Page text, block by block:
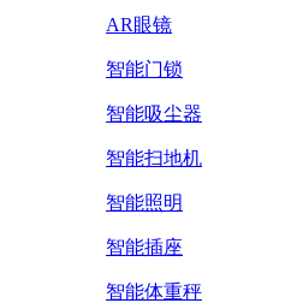
AR眼镜
智能门锁
智能吸尘器
智能扫地机
智能照明
智能插座
智能体重秤